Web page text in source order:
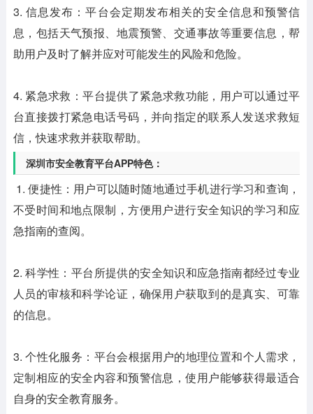
3. 信息发布：平台会定期发布相关的安全信息和预警信
息，包括天气预报、地震预警、交通事故等重要信息，帮
助用户及时了解并应对可能发生的风险和危险。
4. 紧急求救：平台提供了紧急求救功能，用户可以通过平
台直接拨打紧急电话号码，并向指定的联系人发送求救短
信，快速求救并获取帮助。
深圳市安全教育平台APP特色：
1. 便捷性：用户可以随时随地通过手机进行学习和查询，
不受时间和地点限制，方便用户进行安全知识的学习和应
急指南的查阅。
2. 科学性：平台所提供的安全知识和应急指南都经过专业
人员的审核和科学论证，确保用户获取到的是真实、可靠
的信息。
3. 个性化服务：平台会根据用户的地理位置和个人需求，
定制相应的安全内容和预警信息，使用户能够获得最适合
自身的安全教育服务。